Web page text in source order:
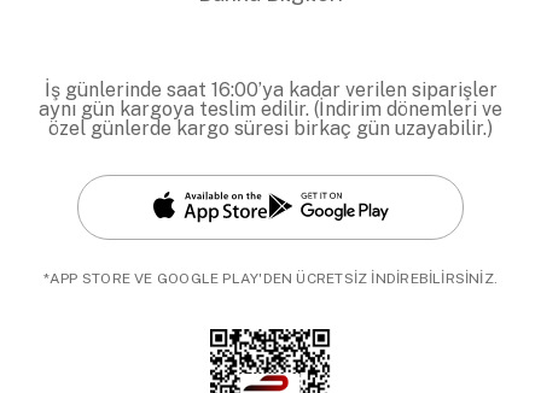
İş günlerinde saat 16:00’ya kadar verilen siparişler
aynı gün kargoya teslim edilir. (İndirim dönemleri ve
özel günlerde kargo süresi birkaç gün uzayabilir.)
*APP STORE VE GOOGLE PLAY'DEN ÜCRETSİZ İNDİREBİLİRSİNİZ.